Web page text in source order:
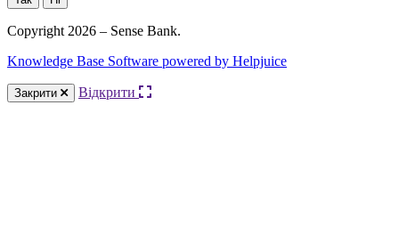
Copyright 2026 – Sense Bank.
Knowledge Base Software powered by Helpjuice
Закрити Відкрити